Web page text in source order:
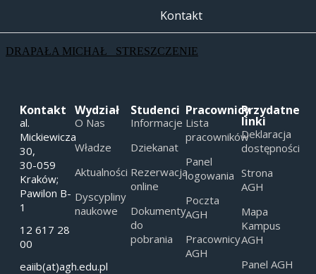
Kontakt
DRAPAŁA MICHAŁ_ STRESZCZENIE
Kontakt
al.
Mickiewicza
30,
30-059
Kraków;
Pawilon B-
1
12 617 28
00
eaiib(at)agh.edu.pl
Wydział
O Nas
Władze
Aktualności
Dyscypliny
naukowe
Studenci
Informacje
Dziekanat
Rezerwacja
online
Dokumenty
do
pobrania
Pracownicy
Lista
pracowników
Panel
logowania
Poczta
AGH
Pracownicy
AGH
Przydatne
linki
Deklaracja
dostępności
Strona
AGH
Mapa
Kampus
AGH
Panel AGH